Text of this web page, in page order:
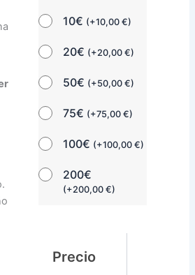
10€ (+10,00€)
20€ (+20,00€)
50€ (+50,00€)
75€ (+75,00€)
100€ (+100,00€)
200€
(+200,00€)
Precio